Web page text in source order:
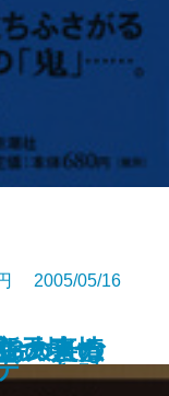
大人の
った話
ったな
つデー
2005/05/16
の事情
天地・